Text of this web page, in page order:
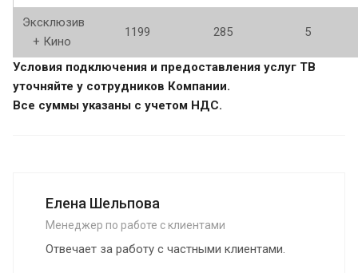
Эксклюзив
+ Кино
1199 285 5
Условия подключения и предоставления услуг ТВ
уточняйте у сотрудников Компании.
Все суммы указаны с учетом НДС.
Елена Шельпова
Менеджер по работе с клиентами
Отвечает за работу с частными клиентами.